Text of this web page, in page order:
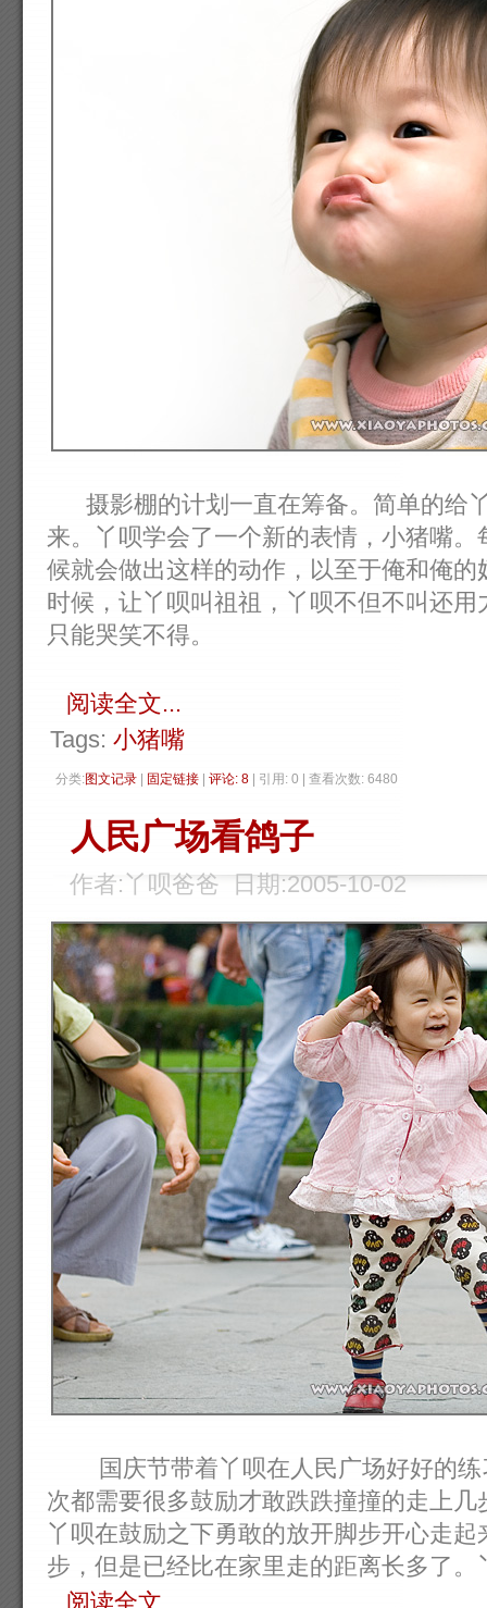
摄影棚的计划一直在筹备。简单的给
来。丫呗学会了一个新的表情，小猪嘴
候就会做出这样的动作，以至于俺和俺
时候，让丫呗叫祖祖，丫呗不但不叫还
只能哭笑不得。
阅读全文...
Tags: 小猪嘴
分类:图文记录 固定链接 评论: 8 | 引用: 0 | 查看次数: 6480
人民广场看鸽子
作者:丫呗爸爸 日期:2005-10-02
国庆节带着丫呗在人民广场好好的练
次都需要很多鼓励才敢跌跌撞撞的走上
丫呗在鼓励之下勇敢的放开脚步开心走
步，但是已经比在家里走的距离长多了。
阅读全文...